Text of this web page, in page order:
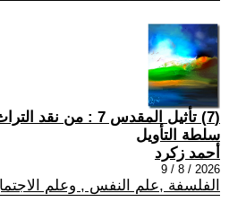
(7) تأثيل المقدس 7 : من
سلطة التأويل
أحمد زكرد
2026 / 8 / 9
الفلسفة ,علم النفس , وعلم